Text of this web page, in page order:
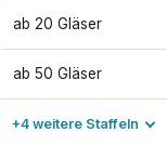
ab 20 Gläser
ab 50 Gläser
+4 weitere Staffeln